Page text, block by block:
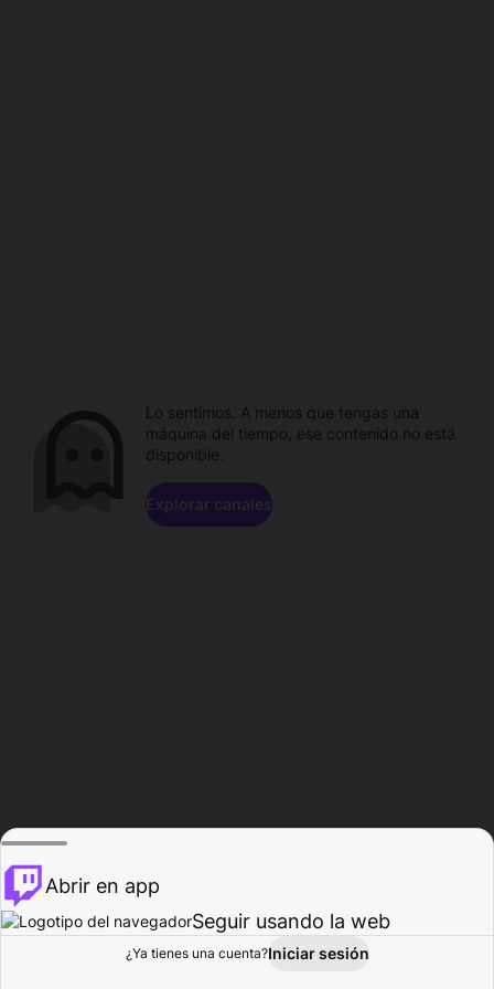
Explorar Actividad
Lo sentimos. A menos que tengas una
máquina del tiempo, ese contenido no está
disponible.
Explorar canales
Abrir en app
Seguir usando la web
¿Ya tienes una cuenta?Iniciar sesión